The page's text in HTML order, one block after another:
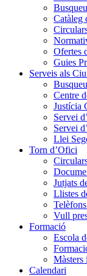
Catàleg
Ofertes
Guies
Serveis als
Centre
Justícia
Servei
Servei
Llei
Torn d’Ofici
Jutjats
Llistes
Vull
Formació
Escola
Màsters
Calendari